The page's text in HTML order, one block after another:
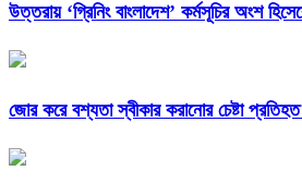
উত্তরায় ‘গ্রিনিং বাংলাদেশ’ কর্মসূচির অংশ
জোর করে বশ্যতা স্বীকার করানোর চেষ্টা